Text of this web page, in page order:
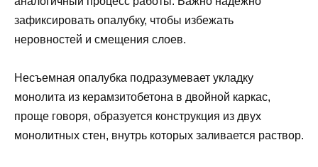
зафиксировать опалубку, чтобы избежать
неровностей и смещения слоев.
Несъемная опалубка подразумевает укладку
монолита из керамзитобетона в двойной каркас,
проще говоря, образуется конструкция из двух
монолитных стен, внутрь которых заливается раствор.